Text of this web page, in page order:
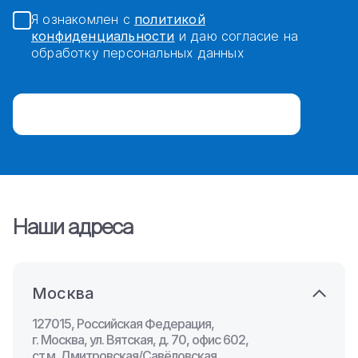
Я ознакомлен с политикой
конфиденциальности и даю согласие на
обработку персональных данных
Наши адреса
Москва
127015, Российская Федерация,
г. Москва, ул. Вятская, д. 70, офис 602,